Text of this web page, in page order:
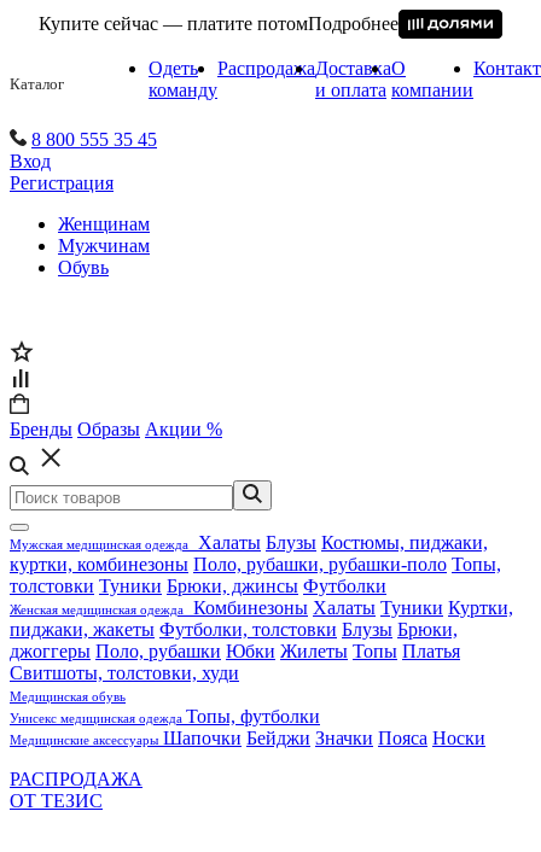
Купите сейчас — платите потомПодробнее
Каталог
Одеть
команду
РаспродажаДоставка
и оплата
О
компании
8 800 555 35 45
Вход
Регистрация
Женщинам
Мужчинам
Обувь
Бренды Образы Акции %
Мужская медицинская одежда Халаты Блузы Костюмы, пиджаки,
куртки, комбинезоны Поло, рубашки, рубашки-поло Топы,
толстовки Туники Брюки, джинсы Футболки
Женская медицинская одежда Комбинезоны Халаты Туники Куртки,
пиджаки, жакеты Футболки, толстовки Блузы Брюки,
джоггеры Поло, рубашки Юбки Жилеты Топы Платья
Свитшоты, толстовки, худи
Медицинская обувь
Унисекс медицинская одежда Топы, футболки
Медицинские аксессуары Шапочки Бейджи Значки Пояса Носки
РАСПРОДАЖА
ОТ ТЕЗИС